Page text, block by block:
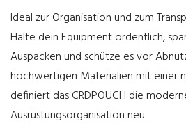
Ideal zur Organisation und zum
Halte dein Equipment ordentlich,
Auspacken und schütze es vor
hochwertigen Materialien mit einer
definiert das CRDPOUCH die
Ausrüstungsorganisation neu.